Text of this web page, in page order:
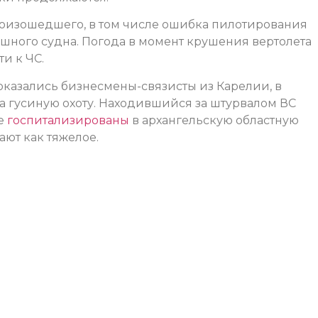
в том числе ошибка пилотирования
судна. Погода в момент крушения вертолета
к ЧС.
бизнесмены-связисты из Карелии, в
гусиную охоту. Находившийся за штурвалом ВС
госпитализированы в архангельскую областную
как тяжелое.